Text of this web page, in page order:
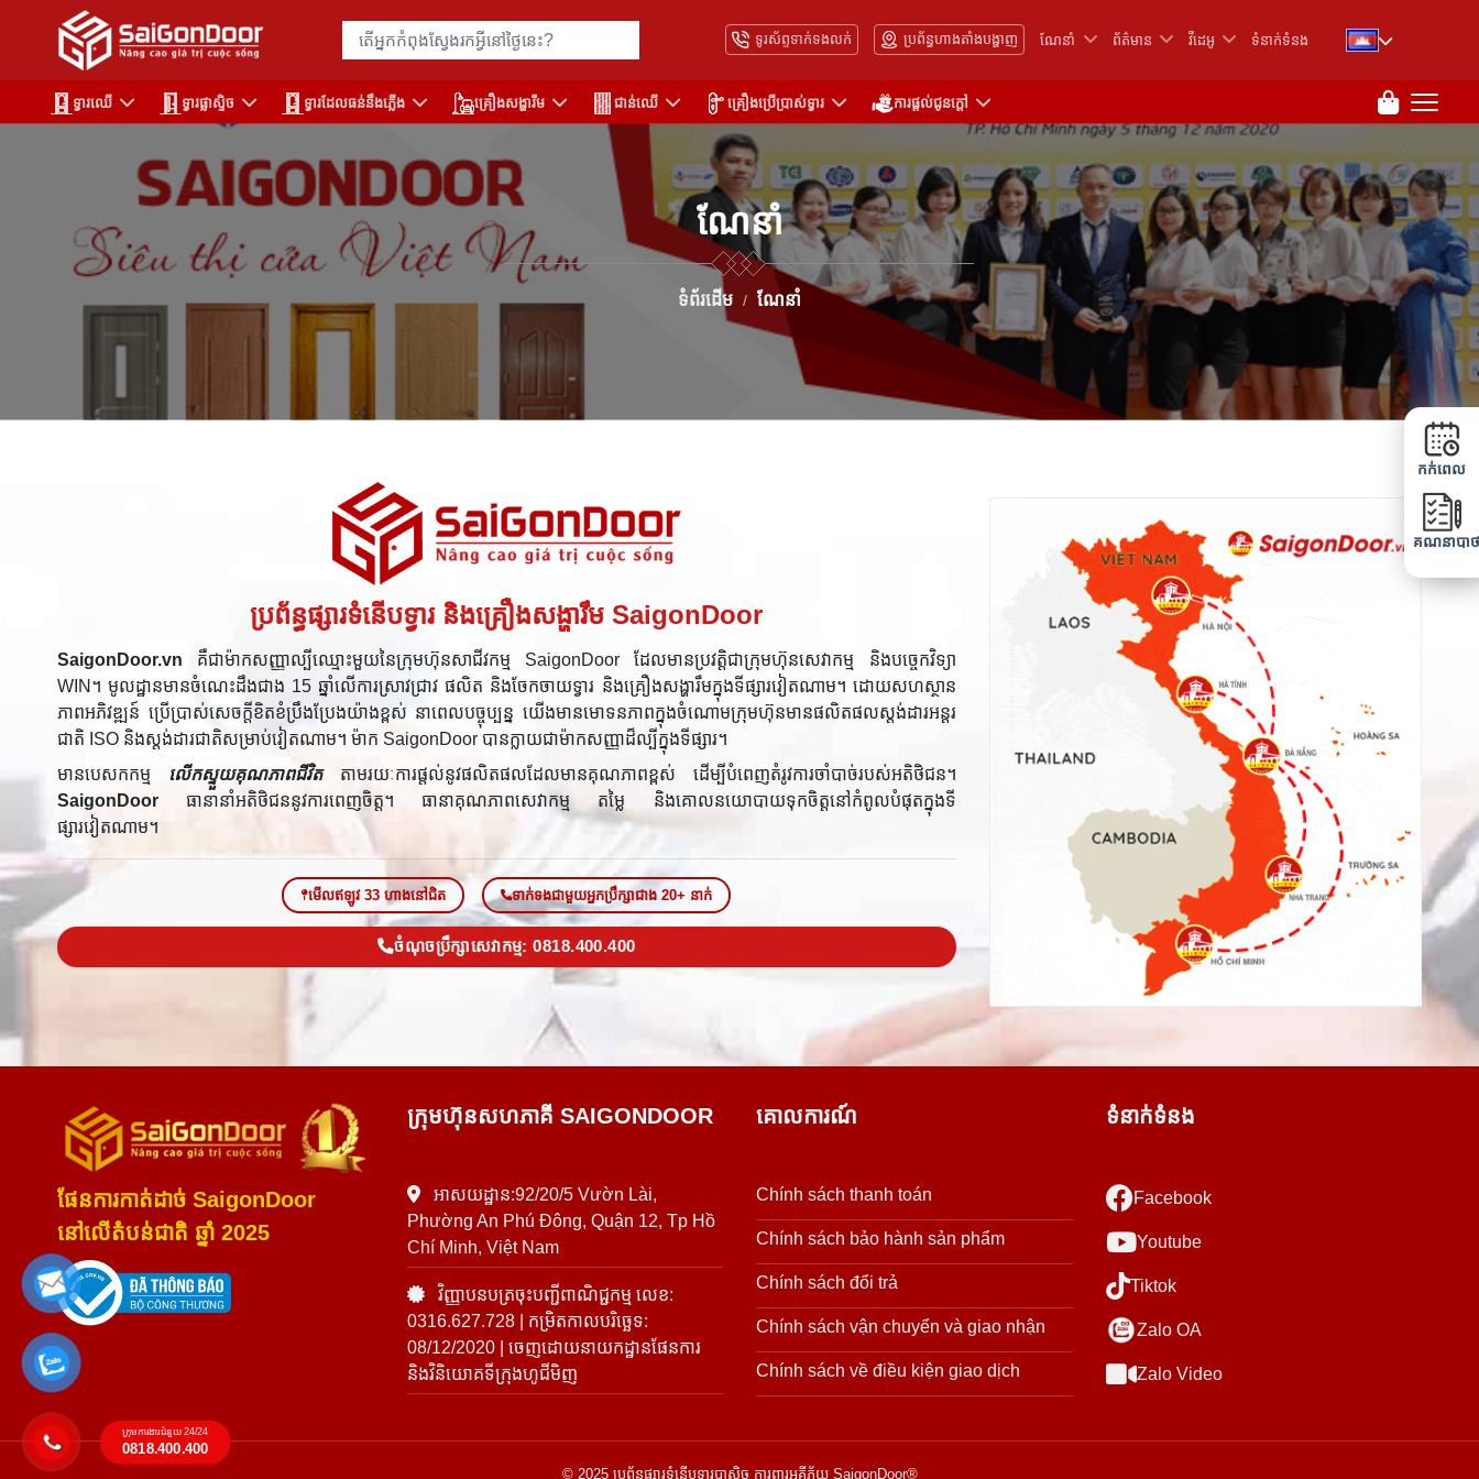
ទូរស័ព្ទទាក់ទងលក់ ប្រព័ន្ធហាងតាំងបង្ហាញ ណែនាំ ព័ត៌មាន វីដេអូ ទំនាក់ទំនង
ទ្វារឈើ ទ្វារផ្លាស្ទិច ទ្វារដែលធន់នឹងភ្លើង គ្រឿងសង្ហារឹម ជាន់ឈើ គ្រឿងប្រើប្រាស់ទ្វារ ការផ្តល់ជូនក្តៅ
ក្រុមការងារជំនួយ 24/24
0818.400.400
កក់ពេល
គណនាបាថ
ណែនាំ
ទំព័រដើម ណែនាំ
ប្រព័ន្ធផ្សារទំនើបទ្វារ និងគ្រឿងសង្ហារឹម SaigonDoor
SaigonDoor.vn គឺជាម៉ាកសញ្ញាល្បីឈ្មោះមួយនៃក្រុមហ៊ុនសាជីវកម្ម SaigonDoor ដែលមានប្រវត្តិជាក្រុមហ៊ុនសេវាកម្ម និងបច្ចេកវិទ្យា
WIN។ មូលដ្ឋានមានចំណេះដឹងជាង 15 ឆ្នាំលើការស្រាវជ្រាវ ផលិត និងចែកចាយទ្វារ និងគ្រឿងសង្ហារឹមក្នុងទីផ្សារវៀតណាម។ ដោយសហស្ថាន
ភាពអភិវឌ្ឍន៍ ប្រើប្រាស់សេចក្តីខិតខំប្រឹងប្រែងយ៉ាងខ្ពស់ នាពេលបច្ចុប្បន្ន យើងមានមោទនភាពក្នុងចំណោមក្រុមហ៊ុនមានផលិតផលស្តង់ដារអន្ដរ
ជាតិ ISO និងស្តង់ដារជាតិសម្រាប់វៀតណាម។ ម៉ាក SaigonDoor បានក្លាយជាម៉ាកសញ្ញាដ៏ល្បីក្នុងទីផ្សារ។
មានបេសកកម្ម លើកស្ទួយគុណភាពជីវិតតាមរយៈការផ្តល់នូវផលិតផលដែលមានគុណភាពខ្ពស់ ដើម្បីបំពេញតំរូវការចាំបាច់របស់អតិថិជន។
SaigonDoor ធានានាំអតិថិជននូវការពេញចិត្ត។ ធានាគុណភាពសេវាកម្ម តម្លៃ និងគោលនយោបាយទុកចិត្តនៅកំពូលបំផុតក្នុងទី
ផ្សារវៀតណាម។
មើលឥឡូវ 33 ហាងនៅជិត ទាក់ទងជាមួយអ្នកប្រឹក្សាជាង 20+ នាក់
ចំណុចប្រឹក្សាសេវាកម្ម: 0818.400.400
ផែនការកាត់ដាច់ SaigonDoor
នៅលើតំបន់ជាតិ ឆ្នាំ 2025
ក្រុមហ៊ុនសហភាគី SAIGONDOOR
អាសយដ្ឋាន:92/20/5 Vườn Lài,
Phường An Phú Đông, Quận 12, Tp Hồ
Chí Minh, Việt Nam
វិញ្ញាបនបត្រចុះបញ្ជីពាណិជ្ជកម្ម លេខ:
0316.627.728 | កម្រិតកាលបរិច្ឆេទ:
08/12/2020 | ចេញដោយនាយកដ្ឋានផែនការ
និងវិនិយោគទីក្រុងហូជីមិញ
គោលការណ៍
Chính sách thanh toán
Chính sách bảo hành sản phẩm
Chính sách đổi trả
Chính sách vận chuyển và giao nhận
Chính sách về điều kiện giao dịch
ទំនាក់ទំនង
Facebook
Youtube
Tiktok
Zalo OA
Zalo Video
© 2025 ប្រព័ន្ធផ្សារទំនើបទ្វារប្លាស្ទិច ការពារអគ្គីភ័យ SaigonDoor®